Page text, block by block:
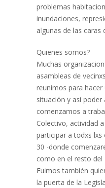
problemas
inundaciones,
algunas de las caras
Quienes somos?
Muchas
asambleas de
reunimos para
situación y así poder
comenzamos a
Colectivo, actividad
participar a todxs
30 -donde
como en el resto del
Fuimos también
la puerta de la